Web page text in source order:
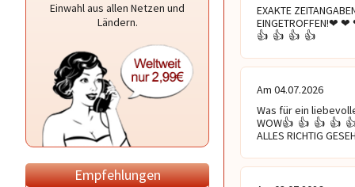
Einwahl aus allen Netzen und
Ländern.
Empfehlungen
EXAKTE
EINGETROFFEN!❤
👍  👍  👍  👍
Am 04.07.2026
Was für ein
WOW👍  👍  👍  👍
ALLES RICHTIG